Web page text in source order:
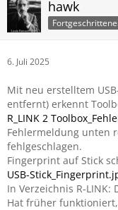
hawk
6. Juli 2025
Mit neu erstelltem
entfernt) erkennt
R_LINK 2
Fehlermeldung unten
fehlgeschlagen.
Fingerprint auf Stick
USB-
In Verzeichnis R-LINK:
Hat früher